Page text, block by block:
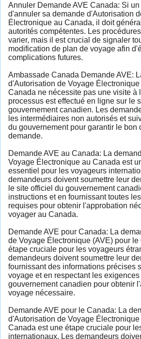
Annuler Demande AVE Canada: Si
d'annuler sa demande d'Autorisation
Électronique au Canada, il doit
autorités compétentes. Les
varier, mais il est crucial de signaler
modification de plan de voyage afin
complications futures.
Ambassade Canada Demande AVE:
d'Autorisation de Voyage
Canada ne nécessite pas une visite à
processus est effectué en ligne sur le
gouvernement canadien. Les
les intermédiaires non autorisés et
du gouvernement pour garantir le bon
demande.
Demande AVE au Canada: La
Voyage Électronique au Canada est
essentiel pour les voyageurs
demandeurs doivent soumettre leur
le site officiel du gouvernement
instructions et en fournissant toutes
requises pour obtenir l'approbation
voyager au Canada.
Demande AVE pour Canada: La
de Voyage Électronique (AVE) pour
étape cruciale pour les voyageurs
demandeurs doivent soumettre leur
fournissant des informations précises
voyage et en respectant les
gouvernement canadien pour obtenir
voyage nécessaire.
Demande AVE pour le Canada: La
d'Autorisation de Voyage
Canada est une étape cruciale pour
internationaux. Les demandeurs